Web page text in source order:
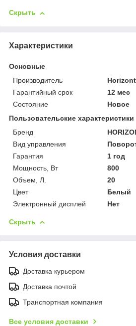
Скрыть
Характеристики
Основные
Производитель
Horizont
Гарантийный срок
12 мес
Состояние
Новое
Пользовательские характеристики
Бренд
Вид управления
Гарантия
1 год
Мощность, Вт
800
Объем, Л.
20
Цвет
Белый
Электронный дисплей
Нет
Скрыть
Условия доставки
Доставка курьером
Доставка почтой
Транспортная компания
Все условия доставки